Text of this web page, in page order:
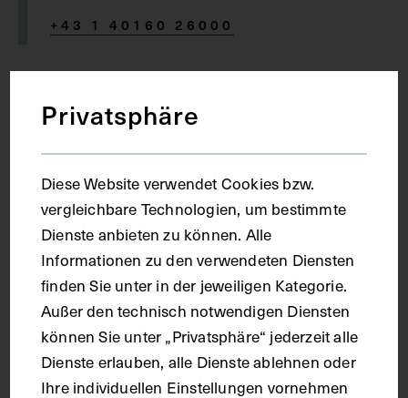
+43 1 40160 26000
Thema
Die anatomischen Wachsmodelle wurden von Kaiser
Joseph II. in Florenz angekauft und in der von ihm
1785 gegründeten „militär-chirurgischen Josephs-
Akademie“ zu Lehrzwecken präsentiert. In der
Themenführung wird die Geschichte dieser
einzigartigen Sammlung präsentiert sowie ein
Einblick in die Anatomie des menschlichen Körpers
geboten.
Privatsphäre
Diese Website verwendet Cookies bzw.
vergleichbare Technologien, um bestimmte
Dienste anbieten zu können. Alle
Informationen zu den verwendeten Diensten
finden Sie unter in der jeweiligen Kategorie.
Außer den technisch notwendigen Diensten
können Sie unter „Privatsphäre“ jederzeit alle
Dienste erlauben, alle Dienste ablehnen oder
Ihre individuellen Einstellungen vornehmen